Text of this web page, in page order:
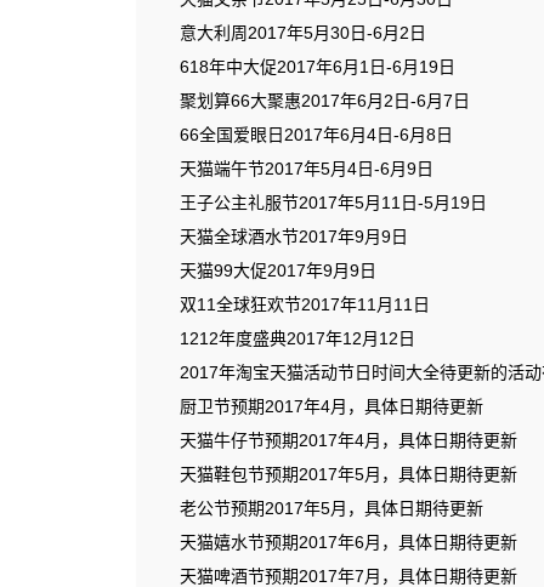
意大利周2017年5月30日-6月2日
618年中大促2017年6月1日-6月19日
聚划算66大聚惠2017年6月2日-6月7日
66全国爱眼日2017年6月4日-6月8日
天猫端午节2017年5月4日-6月9日
王子公主礼服节2017年5月11日-5月19日
天猫全球酒水节2017年9月9日
天猫99大促2017年9月9日
双11全球狂欢节2017年11月11日
1212年度盛典2017年12月12日
2017年淘宝天猫活动节日时间大全待更新的活动
厨卫节预期2017年4月，具体日期待更新
天猫牛仔节预期2017年4月，具体日期待更新
天猫鞋包节预期2017年5月，具体日期待更新
老公节预期2017年5月，具体日期待更新
天猫嬉水节预期2017年6月，具体日期待更新
天猫啤酒节预期2017年7月，具体日期待更新